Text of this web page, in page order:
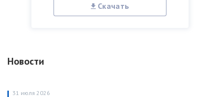
Скачать
Новости
31 июля 2026